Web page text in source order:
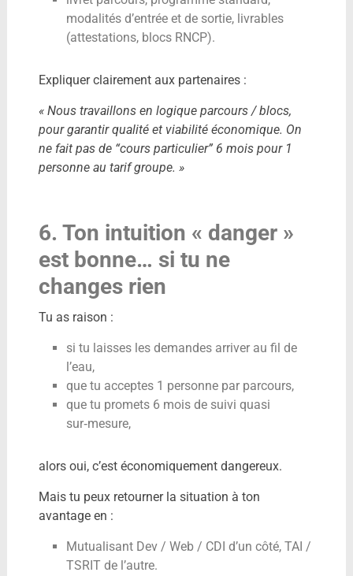
modalités d’entrée et de sortie, livrables
(attestations, blocs RNCP).
Expliquer clairement aux partenaires :
« Nous travaillons en logique parcours / blocs,
pour garantir qualité et viabilité économique. On
ne fait pas de “cours particulier” 6 mois pour 1
personne au tarif groupe. »
6. Ton intuition « danger »
est bonne… si tu ne
changes rien
Tu as raison :
si tu laisses les demandes arriver au fil de
l’eau,
que tu acceptes 1 personne par parcours,
que tu promets 6 mois de suivi quasi
sur‑mesure,
alors oui, c’est économiquement dangereux.
Mais tu peux retourner la situation à ton
avantage en :
Mutualisant Dev / Web / CDI d’un côté, TAI /
TSRIT de l’autre.